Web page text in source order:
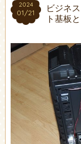
2024
01/21
2024
01/21
ビジネ
ト基板